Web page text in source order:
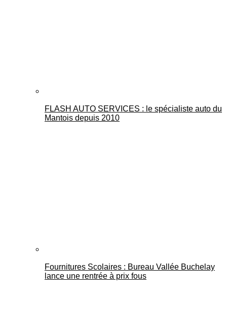
FLASH AUTO SERVICES : le spécialiste auto du
Mantois depuis 2010
Fournitures Scolaires : Bureau Vallée Buchelay
lance une rentrée à prix fous